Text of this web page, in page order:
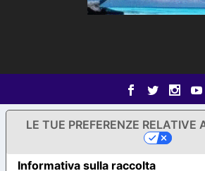
Informativa sulla raccolta
LE TUE PREFERENZE RELATIVE